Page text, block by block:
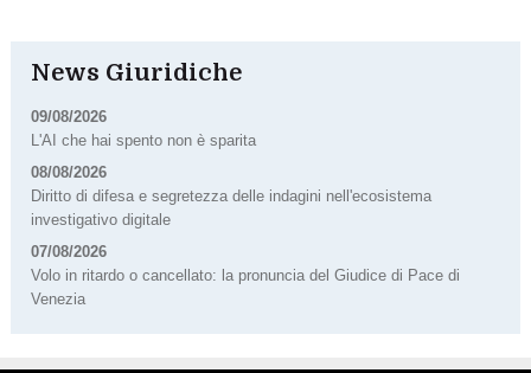
News Giuridiche
09/08/2026
L'AI che hai spento non è sparita
08/08/2026
Diritto di difesa e segretezza delle indagini nell'ecosistema
investigativo digitale
07/08/2026
Volo in ritardo o cancellato: la pronuncia del Giudice di Pace di
Venezia